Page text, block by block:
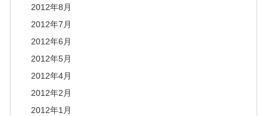
2012年8月
2012年7月
2012年6月
2012年5月
2012年4月
2012年2月
2012年1月